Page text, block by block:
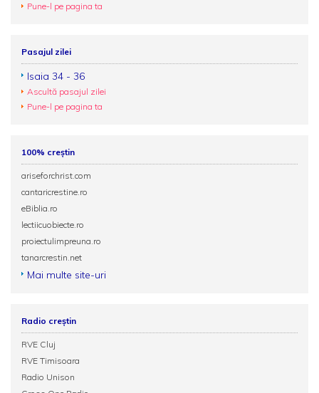
Pune-l pe pagina ta
Pasajul zilei
Isaia 34 - 36
Ascultă pasajul zilei
Pune-l pe pagina ta
100% creștin
ariseforchrist.com
cantaricrestine.ro
eBiblia.ro
lectiicuobiecte.ro
proiectulimpreuna.ro
tanarcrestin.net
Mai multe site-uri
Radio creștin
RVE Cluj
RVE Timisoara
Radio Unison